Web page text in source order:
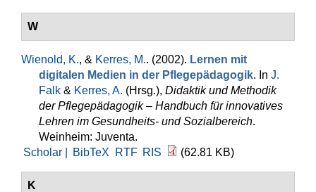
W
Wienold, K., & Kerres, M.. (2002). Lernen mit
digitalen Medien in der Pflegepädagogik. In J.
Falk & Kerres, A. (Hrsg.), Didaktik und Methodik
der Pflegepädagogik – Handbuch für innovatives
Lehren im Gesundheits- und Sozialbereich.
Weinheim: Juventa.
Scholar |
BibTeX RTF RIS (62.81 KB)
K